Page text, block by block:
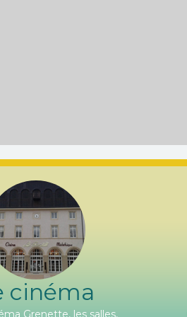
cinéma
Grenette, les salles,